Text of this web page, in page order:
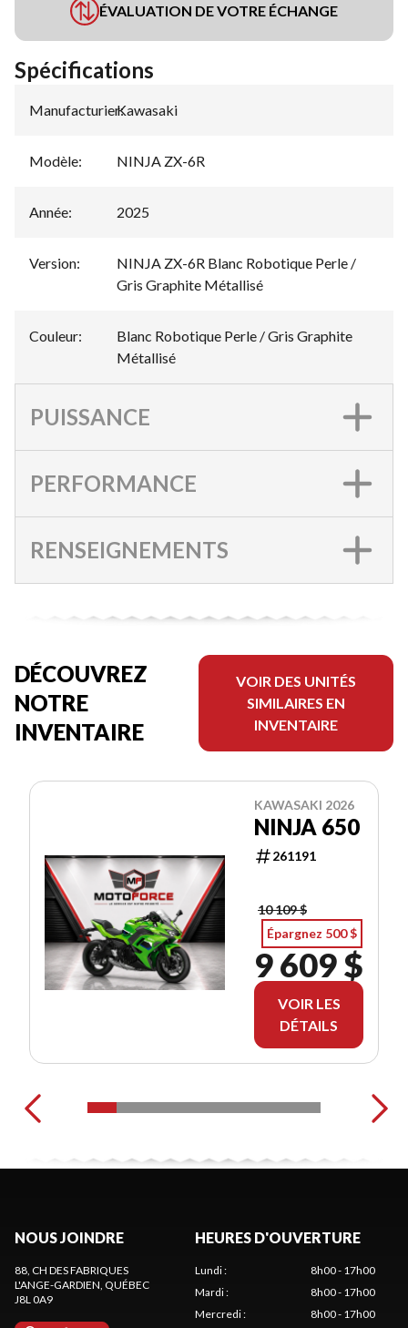
ÉVALUATION DE VOTRE ÉCHANGE
Spécifications
Manufacturier:
Kawasaki
Modèle: NINJA ZX-6R
Année: 2025
Version:
NINJA ZX-6R Blanc Robotique Perle /
Gris Graphite Métallisé
Couleur:
Blanc Robotique Perle / Gris Graphite
Métallisé
PUISSANCE
PERFORMANCE
RENSEIGNEMENTS
DÉCOUVREZ
NOTRE
INVENTAIRE
VOIR DES UNITÉS
SIMILAIRES EN
INVENTAIRE
KAWASAKI 2026
NINJA 650
261191
10 109 $
Épargnez 500 $
9 609 $
VOIR LES
DÉTAILS
NOUS JOINDRE
88, CH DES FABRIQUES
L'ANGE-GARDIEN, QUÉBEC
J8L 0A9
HEURES D'OUVERTURE
Lundi:
8h00 - 17h00
Mardi:
8h00 - 17h00
Mercredi: 8h00 - 17h00